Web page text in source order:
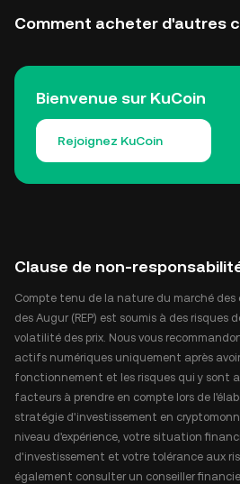
Comment acheter d'autres
Bienvenue sur KuCoin
Rejoignez KuCoin
Clause de non-
Compte tenu de la nature du marché des
des Augur (REP) est soumis à des risques
volatilité des prix. Nous vous
actifs numériques uniquement après
fonctionnement et les risques qui y sont
facteurs à prendre en compte lors de
stratégie d'investissement en
niveau d'expérience, votre situation
d'investissement et votre tolérance aux
également consulter un conseiller